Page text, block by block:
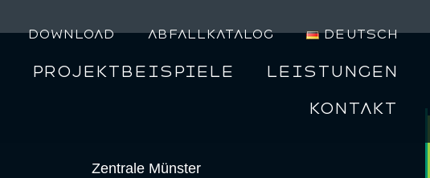
Download Abfallkatalog Deutsch
Projektbeispiele
Leistungen
Kontakt
Zentrale Münster